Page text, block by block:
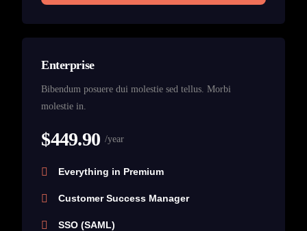
Enterprise
Bibendum posuere dui molestie sed tellus. Morbi
molestie in.
$449.90 /year
Everything in Premium
Customer Success Manager
SSO (SAML)